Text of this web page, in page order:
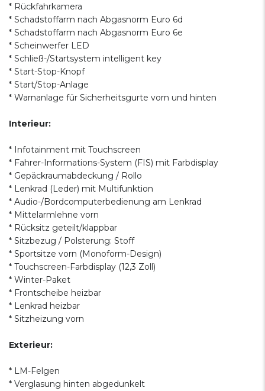
* Rückfahrkamera
* Schadstoffarm nach Abgasnorm Euro 6d
* Schadstoffarm nach Abgasnorm Euro 6e
* Scheinwerfer LED
* Schließ-/Startsystem intelligent key
* Start-Stop-Knopf
* Start/Stop-Anlage
* Warnanlage für Sicherheitsgurte vorn und hinten
Interieur:
* Infotainment mit Touchscreen
* Fahrer-Informations-System (FIS) mit Farbdisplay
* Gepäckraumabdeckung / Rollo
* Lenkrad (Leder) mit Multifunktion
* Audio-/Bordcomputerbedienung am Lenkrad
* Mittelarmlehne vorn
* Rücksitz geteilt/klappbar
* Sitzbezug / Polsterung: Stoff
* Sportsitze vorn (Monoform-Design)
* Touchscreen-Farbdisplay (12,3 Zoll)
* Winter-Paket
* Frontscheibe heizbar
* Lenkrad heizbar
* Sitzheizung vorn
Exterieur:
* LM-Felgen
* Verglasung hinten abgedunkelt